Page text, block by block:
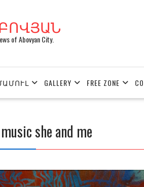
ԱԲՈՎՅԱՆ
of Abovyan City.
GALLERY FREE ZONE
she and me